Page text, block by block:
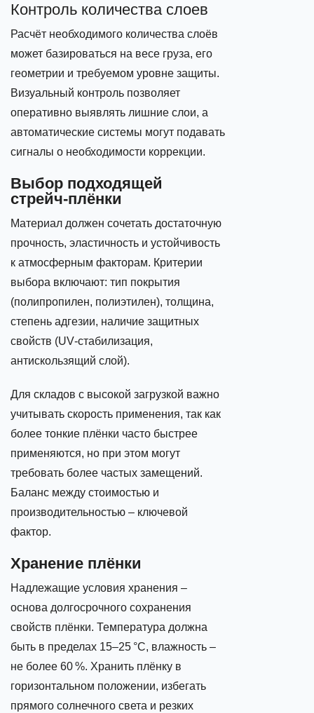
Контроль количества слоев
Расчёт необходимого количества слоёв
может базироваться на весе груза, его
геометрии и требуемом уровне защиты.
Визуальный контроль позволяет
оперативно выявлять лишние слои, а
автоматические системы могут подавать
сигналы о необходимости коррекции.
Выбор подходящей
стрейч‑плёнки
Материал должен сочетать достаточную
прочность, эластичность и устойчивость
к атмосферным факторам. Критерии
выбора включают: тип покрытия
(полипропилен, полиэтилен), толщина,
степень адгезии, наличие защитных
свойств (UV‑стабилизация,
антискользящий слой).
Для складов с высокой загрузкой важно
учитывать скорость применения, так как
более тонкие плёнки часто быстрее
применяются, но при этом могут
требовать более частых замещений.
Баланс между стоимостью и
производительностью – ключевой
фактор.
Хранение плёнки
Надлежащие условия хранения –
основа долгосрочного сохранения
свойств плёнки. Температура должна
быть в пределах 15–25 °C, влажность –
не более 60 %. Хранить плёнку в
горизонтальном положении, избегать
прямого солнечного света и резких